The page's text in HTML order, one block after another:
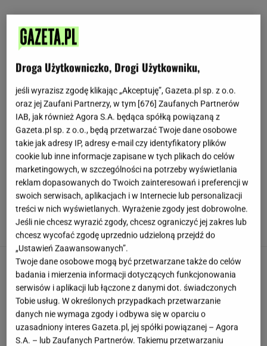
Decyzja Lewej wywołała burzę.
Zając ma jasne zdanie o wyjazdach bez dzieci
"Pionowe miasto" będzie mieć 140 metrów.
Jego wnętrze robi wrażenie
Dzisiejszy copiątkowy quiz wiedzy nie zostawi
na tobie suchej nitki!
Droga Użytkowniczko, Drogi Użytkowniku,
jeśli wyrazisz zgodę klikając „Akceptuję”, Gazeta.pl sp. z o.o.
oraz jej Zaufani Partnerzy, w tym [676] Zaufanych Partnerów
IAB, jak również Agora S.A. będąca spółką powiązaną z
Gazeta.pl sp. z o.o., będą przetwarzać Twoje dane osobowe
takie jak adresy IP, adresy e-mail czy identyfikatory plików
cookie lub inne informacje zapisane w tych plikach do celów
marketingowych, w szczególności na potrzeby wyświetlania
reklam dopasowanych do Twoich zainteresowań i preferencji w
swoich serwisach, aplikacjach i w Internecie lub personalizacji
treści w nich wyświetlanych. Wyrażenie zgody jest dobrowolne.
Jeśli nie chcesz wyrazić zgody, chcesz ograniczyć jej zakres lub
chcesz wycofać zgodę uprzednio udzieloną przejdź do
„Ustawień Zaawansowanych”.
Twoje dane osobowe mogą być przetwarzane także do celów
badania i mierzenia informacji dotyczących funkcjonowania
serwisów i aplikacji lub łączone z danymi dot. świadczonych
Tobie usług. W określonych przypadkach przetwarzanie
danych nie wymaga zgody i odbywa się w oparciu o
uzasadniony interes Gazeta.pl, jej spółki powiązanej – Agora
S.A. – lub Zaufanych Partnerów. Takiemu przetwarzaniu